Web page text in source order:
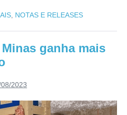
, NOTAS E RELEASES
ganha mais
2023